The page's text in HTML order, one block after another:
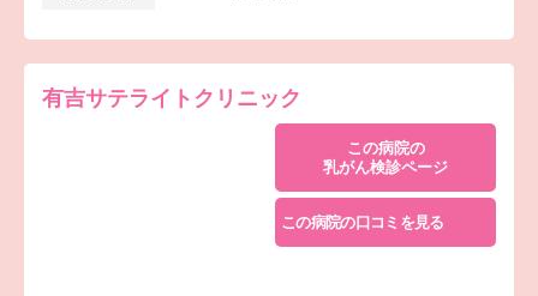
有吉サテライトクリニック
この病院の
乳がん検診ページ
この病院の口コミを見る